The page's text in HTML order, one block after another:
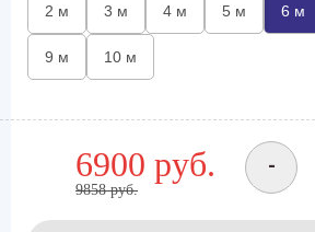
2 м 3 м 4 м 5 м 6 м
9 м 10 м
6900 руб.
9858 руб.
-